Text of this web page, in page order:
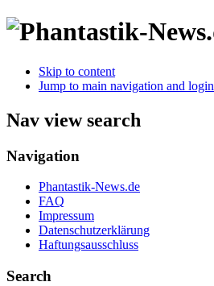
Skip to content
Jump to main navigation and login
Nav view search
Navigation
Phantastik-News.de
FAQ
Impressum
Datenschutzerklärung
Haftungsausschluss
Search